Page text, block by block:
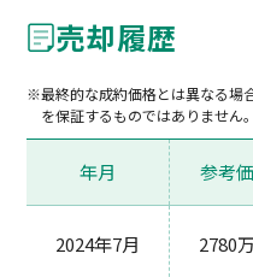
売却履歴
最終的な成約価格とは異なる場
を保証するものではありません。
年月 参考
2024年7月 2780